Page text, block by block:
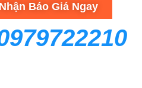
Nhận Báo Giá Ngay